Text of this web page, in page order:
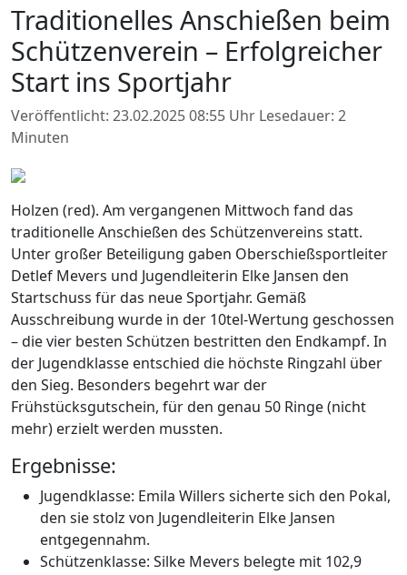
Traditionelles Anschießen beim
Schützenverein – Erfolgreicher
Start ins Sportjahr
Veröffentlicht: 23.02.2025 08:55 Uhr Lesedauer: 2
Minuten
Holzen (red). Am vergangenen Mittwoch fand das
traditionelle Anschießen des Schützenvereins statt.
Unter großer Beteiligung gaben Oberschießsportleiter
Detlef Mevers und Jugendleiterin Elke Jansen den
Startschuss für das neue Sportjahr. Gemäß
Ausschreibung wurde in der 10tel-Wertung geschossen
– die vier besten Schützen bestritten den Endkampf. In
der Jugendklasse entschied die höchste Ringzahl über
den Sieg. Besonders begehrt war der
Frühstücksgutschein, für den genau 50 Ringe (nicht
mehr) erzielt werden mussten.
Ergebnisse:
Jugendklasse: Emila Willers sicherte sich den Pokal,
den sie stolz von Jugendleiterin Elke Jansen
entgegennahm.
Schützenklasse: Silke Mevers belegte mit 102,9